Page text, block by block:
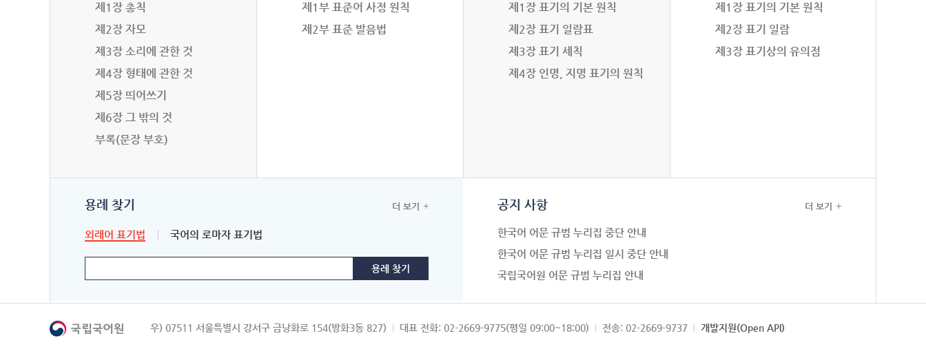
제1장 총칙
제2장 자모
제3장 소리에 관한 것
제4장 형태에 관한 것
제5장 띄어쓰기
제6장 그 밖의 것
부록(문장 부호)
제1부 표준어 사정 원칙
제2부 표준 발음법
제1장 표기의 기본 원칙
제2장 표기 일람표
제3장 표기 세칙
제4장 인명, 지명 표기의 원칙
제1장 표기의 기본 원칙
제2장 표기 일람
제3장 표기상의 유의점
용례 찾기
외래어 표기법 국어의 로마자 표기법
더 보기 공지 사항
한국어 어문 규범 누리집 중단 안내
한국어 어문 규범 누리집 일시 중단 안내
국립국어원 어문 규범 누리집 안내
더 보기
우) 07511 서울특별시 강서구 금낭화로 154(방화3동 827) 대표 전화: 02-2669-9775(평일 09:00~18:00) 전송: 02-2669-9737 개발지원(Open API)